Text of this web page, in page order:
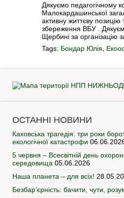
Дякуємо педагогічному
Малокардашинської
активну життєву
збереження ВБУ .
Щербині за організацію
Tags: Бондар Юлія
ОСТАННІ НОВИНИ
Каховська трагедія: три роки
екологічної катастрофи
5 червня – Всесвітній день
середовища 05.06.2026
Наша планета – для всіх!
Безбар’єрність: бачити, чути,